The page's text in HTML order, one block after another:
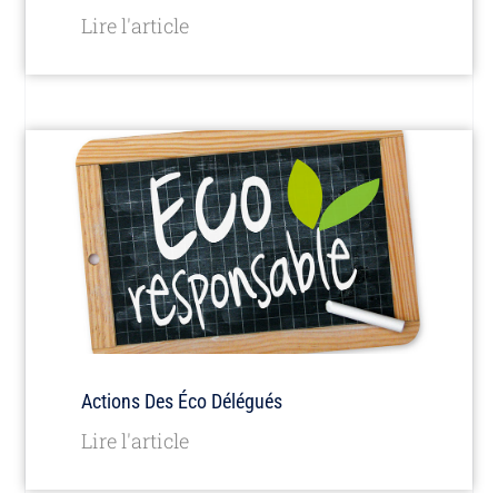
Lire l'article
Actions Des Éco Délégués
Lire l'article